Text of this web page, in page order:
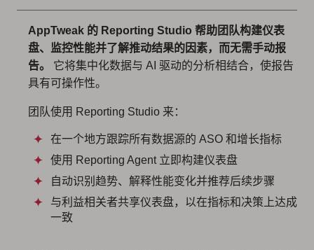
AppTweak 的 Reporting Studio 帮助团队构建仪表
盘、监控性能并了解推动结果的因素，而无需手动报
告。
它将集中化数据与 AI 驱动的分析相结合，使报告
具有可操作性。
团队使用 Reporting Studio 来：
在一个地方跟踪所有数据源的 ASO 和增长指标
使用 Reporting Agent 立即构建仪表盘
自动识别趋势、解释性能变化并推荐后续步骤
与利益相关者共享仪表盘，以在指标和决策上达成
一致